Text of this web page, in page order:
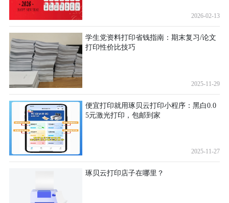
2026-02-13
学生党资料打印省钱指南：期末复习/论文
打印性价比技巧
2025-11-29
便宜打印就用琢贝云打印小程序：黑白0.0
5元激光打印，包邮到家
2025-11-27
琢贝云打印店子在哪里？